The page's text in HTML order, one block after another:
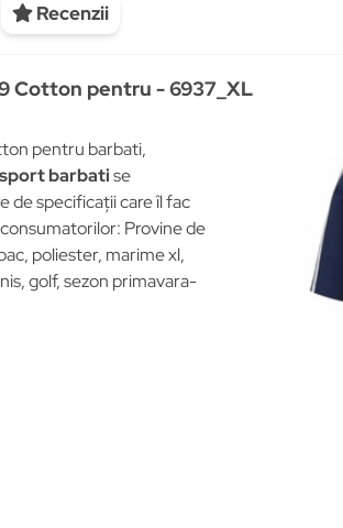
Recenzii
Cotton pentru - 6937_XL
pentru barbati,
barbatise
de specificații care îl fac
Provine de
poliester, marime xl,
golf, sezon primavara-